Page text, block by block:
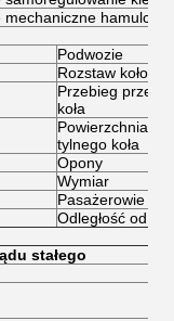
mechaniczne hamulce
Podwozie
Rozstaw kołowy
Przebieg
koła
Powierzchnia
tylnego koła
Opony
Wymiar
Pasażerowie
Odległość od
stałego